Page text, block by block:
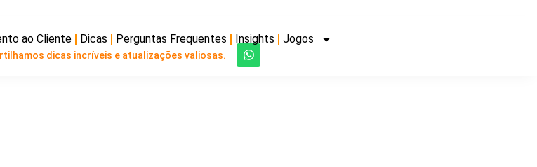
ao Cliente Dicas Perguntas Frequentes Insights Jogos
dicas incríveis e atualizações valiosas.